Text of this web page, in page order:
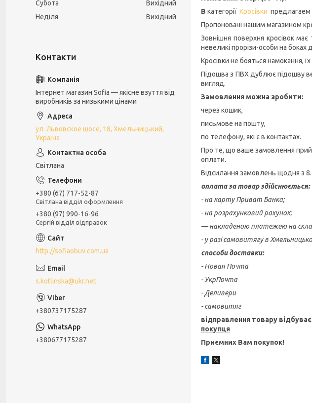
В категорії Кросівки предлагаем
Пропоновані нашим магазином
Зовнішня поверхня кросівок
невеликі прорізи-особи на боках
Кросівки не бояться намокання,
Підошва з ПВХ дублює підошву
вигляд.
Замовлення можна зробити:
через кошик,
письмове на пошту,
по телефону, які є в контактах.
Про те, що ваше замовлення
оплати.
Відсилання замовлень щодня з
оплата за товар здійснюється:
- на карту Приват Банка;
- на розрахунковий рахунок;
— накладеною платежею на
- у разі самовитягу в
способи доставки:
- Новая Почта
- УкрПочта
- Деливери
- самовитяг
відправлення товару
покупця
Приємних Вам покупок!
Субота
Вихідний
Неділя
Вихідний
Інтернет магазин Sofia — якісне взуття від
виробників за низькими цінами
ул. Львовское шосе, 18, Хмельницький,
Україна
Світлана
+380 (67) 717-52-87
Світлана відділ оформлення
+380 (97) 990-16-96
Сергій відділ відправок
http://sofiaobuv.com.ua
s.kotlinska@ukr.net
+380737175287
+380677175287